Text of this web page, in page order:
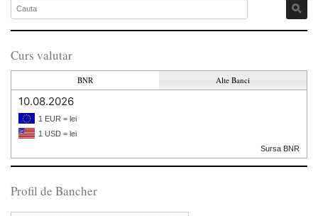
Curs valutar
BNR Alte Banci
10.08.2026
1 EUR = lei
1 USD = lei
Sursa BNR
Profil de Bancher